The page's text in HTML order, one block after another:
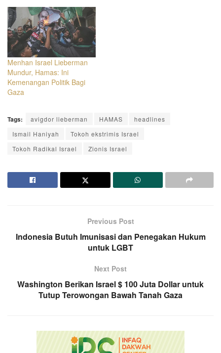
Menhan Israel Lieberman
Mundur, Hamas: Ini
Kemenangan Politik Bagi
Gaza
Tags: avigdor lieberman HAMAS
headlines
Ismail Haniyah
Tokoh ekstrimis Israel
Tokoh Radikal Israel
Zionis Israel
Previous Post
Indonesia Butuh Imunisasi dan Penegakan Hukum
untuk LGBT
Next Post
Washington Berikan Israel $ 100 Juta Dollar untuk
Tutup Terowongan Bawah Tanah Gaza